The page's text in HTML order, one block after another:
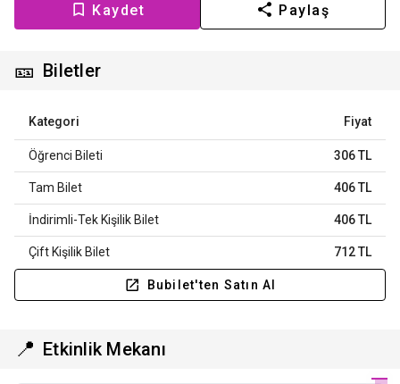
Kaydet Paylaş
🎫 Biletler
Kategori Fiyat
Öğrenci Bileti 306 TL
Tam Bilet 406 TL
İndirimli-Tek Kişilik Bilet 406 TL
Çift Kişilik Bilet 712 TL
Bubilet'ten Satın Al
📍 Etkinlik Mekanı